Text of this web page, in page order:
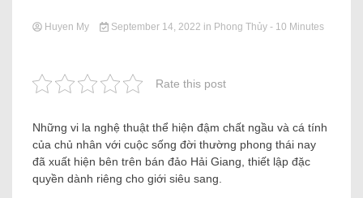
Huyen My September 14, 2022 in Phong Thủy - 10 Minutes
Rate this post
Những vi la nghệ thuật thể hiện đậm chất ngầu và cá tính
của chủ nhân với cuộc sống đời thường phong thái nay
đã xuất hiện bên trên bán đảo Hải Giang, thiết lập đặc
quyền dành riêng cho giới siêu sang.